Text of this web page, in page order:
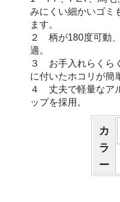
みにくい細かいゴミ
ます。
２ 柄が180度可動
適。
３ お手入れらくら
に付いたホコリが簡
４ 丈夫で軽量なア
ップを採用。
カ
ラ
ー